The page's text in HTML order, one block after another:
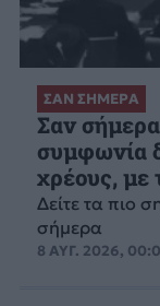
ΣΑΝ ΣΗΜΕΡΑ
Σαν
συμφωνία
χρέους, με
Δείτε τα πιο
σήμερα
8 ΑΥΓ. 2026,